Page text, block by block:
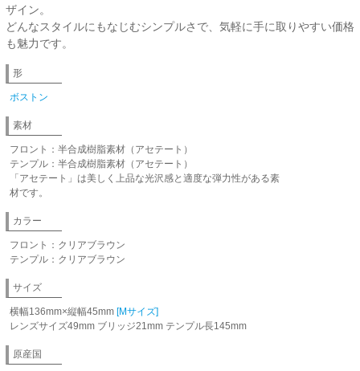
ザイン。
どんなスタイルにもなじむシンプルさで、気軽に手に取りやすい価格
も魅力です。
形
ボストン
素材
フロント：半合成樹脂素材（アセテート）
テンプル：半合成樹脂素材（アセテート）
「アセテート」は美しく上品な光沢感と適度な弾力性がある素
材です。
カラー
フロント：クリアブラウン
テンプル：クリアブラウン
サイズ
横幅136mm×縦幅45mm [Mサイズ]
レンズサイズ49mm ブリッジ21mm テンプル長145mm
原産国